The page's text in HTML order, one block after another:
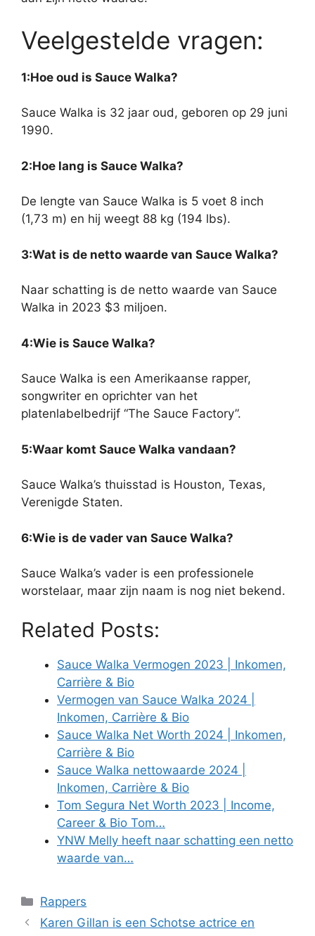
Veelgestelde vragen:
1:Hoe oud is Sauce Walka?
Sauce Walka is 32 jaar oud, geboren op 29 juni
1990.
2:Hoe lang is Sauce Walka?
De lengte van Sauce Walka is 5 voet 8 inch
(1,73 m) en hij weegt 88 kg (194 lbs).
3:Wat is de netto waarde van Sauce Walka?
Naar schatting is de netto waarde van Sauce
Walka in 2023 $3 miljoen.
4:Wie is Sauce Walka?
Sauce Walka is een Amerikaanse rapper,
songwriter en oprichter van het
platenlabelbedrijf “The Sauce Factory”.
5:Waar komt Sauce Walka vandaan?
Sauce Walka’s thuisstad is Houston, Texas,
Verenigde Staten.
6:Wie is de vader van Sauce Walka?
Sauce Walka’s vader is een professionele
worstelaar, maar zijn naam is nog niet bekend.
Related Posts:
Sauce Walka Vermogen 2023 | Inkomen,
Carrière & Bio
Vermogen van Sauce Walka 2024 |
Inkomen, Carrière & Bio
Sauce Walka Net Worth 2024 | Inkomen,
Carrière & Bio
Sauce Walka nettowaarde 2024 |
Inkomen, Carrière & Bio
Tom Segura Net Worth 2023 | Income,
Career & Bio Tom…
YNW Melly heeft naar schatting een netto
waarde van…
Categories
Rappers
Karen Gillan is een Schotse actrice en